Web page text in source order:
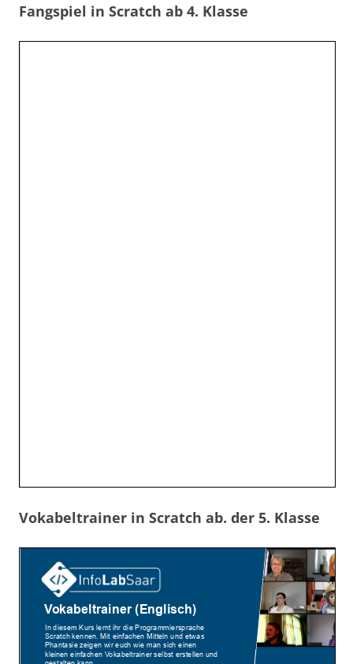
Fangspiel in Scratch ab 4. Klasse
Vokabeltrainer in Scratch ab. der 5. Klasse